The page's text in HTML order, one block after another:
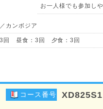
お一人様でも参加し
カンボジア
回 昼食：3回 夕食：3回
コース番号 XD825S1